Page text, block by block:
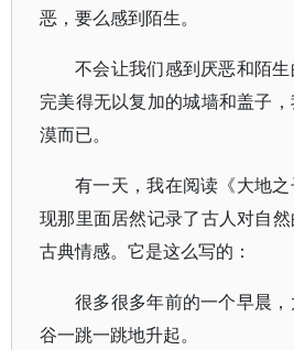
恶，要么感到陌生。
不会让我们感到厌恶和陌
完美得无以复加的城墙和盖子
漠而已。
有一天，我在阅读《大地
现那里面居然记录了古人对自
古典情感。它是这么写的：
很多很多年前的一个早晨
谷一跳一跳地升起。